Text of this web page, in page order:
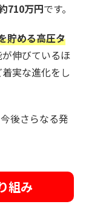
710万円です。
貯める高圧タ
伸びているほ
実な進化をし
後さらなる発
組み